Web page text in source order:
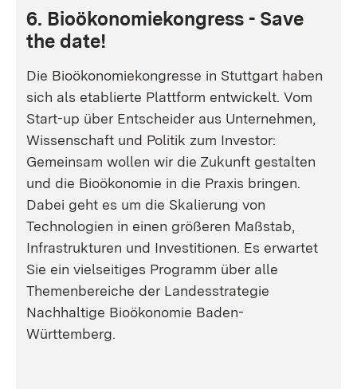
6. Bioökonomiekongress - Save
the date!
Die Bioökonomiekongresse in Stuttgart haben
sich als etablierte Plattform entwickelt. Vom
Start-up über Entscheider aus Unternehmen,
Wissenschaft und Politik zum Investor:
Gemeinsam wollen wir die Zukunft gestalten
und die Bioökonomie in die Praxis bringen.
Dabei geht es um die Skalierung von
Technologien in einen größeren Maßstab,
Infrastrukturen und Investitionen. Es erwartet
Sie ein vielseitiges Programm über alle
Themenbereiche der Landesstrategie
Nachhaltige Bioökonomie Baden-
Württemberg.